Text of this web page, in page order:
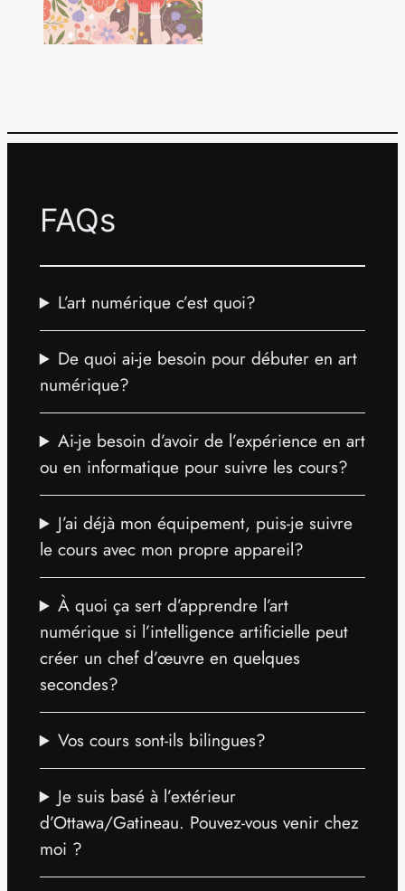
FAQs
L’art numérique c’est quoi?
De quoi ai-je besoin pour débuter en art
numérique?
Ai-je besoin d’avoir de l’expérience en art
ou en informatique pour suivre les cours?
J’ai déjà mon équipement, puis-je suivre
le cours avec mon propre appareil?
À quoi ça sert d’apprendre l’art
numérique si l’intelligence artificielle peut
créer un chef d’œuvre en quelques
secondes?
Vos cours sont-ils bilingues?
Je suis basé à l’extérieur
d’Ottawa/Gatineau. Pouvez-vous venir chez
moi ?